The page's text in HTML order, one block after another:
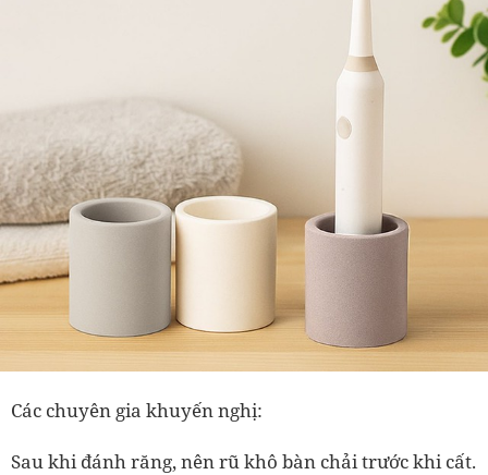
Các chuyên gia khuyến nghị:
Sau khi đánh răng, nên rũ khô bàn chải trước khi cất.